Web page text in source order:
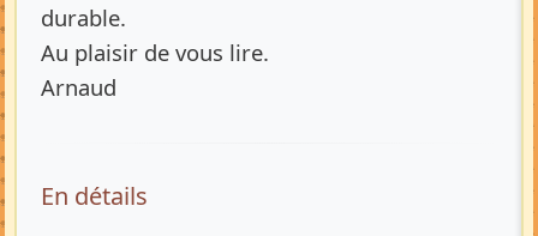
durable.
Au plaisir de vous lire.
Arnaud
En détails